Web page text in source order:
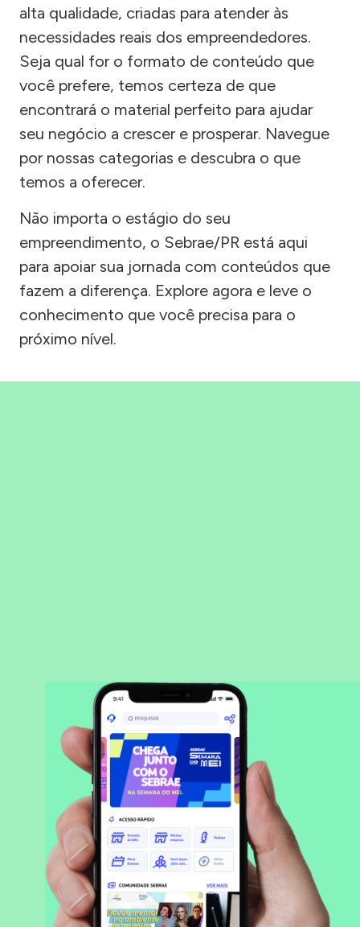
alta qualidade, criadas para atender às
necessidades reais dos empreendedores.
Seja qual for o formato de conteúdo que
você prefere, temos certeza de que
encontrará o material perfeito para ajudar
seu negócio a crescer e prosperar. Navegue
por nossas categorias e descubra o que
temos a oferecer.
Não importa o estágio do seu
empreendimento, o Sebrae/PR está aqui
para apoiar sua jornada com conteúdos que
fazem a diferença. Explore agora e leve o
conhecimento que você precisa para o
próximo nível.